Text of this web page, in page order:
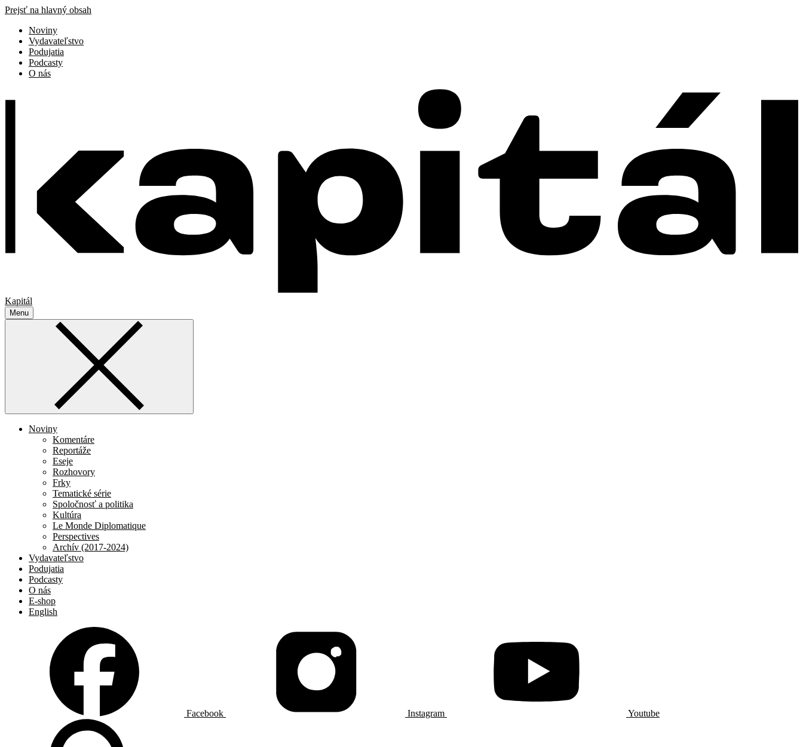
Prejsť na hlavný obsah
Noviny
Vydavateľstvo
Podujatia
Podcasty
O nás
Kapitál
Menu
Noviny
Komentáre
Reportáže
Eseje
Rozhovory
Frky
Tematické série
Spoločnosť a politika
Kultúra
Le Monde Diplomatique
Perspectives
Archív (2017-2024)
Vydavateľstvo
Podujatia
Podcasty
O nás
E-shop
English
Facebook Instagram Youtube